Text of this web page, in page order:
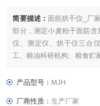
简要描述： 面筋烘干仪_厂
部分，测定小麦粉干面筋
仪、测定仪、烘干仪三台
工、粮油科研机构、粮食贮
产品型号： MJH
厂商性质：生产厂家